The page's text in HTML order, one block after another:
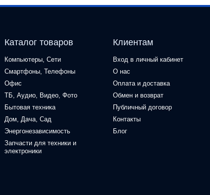
Каталог товаров
Компьютеры, Сети
Смартфоны, Телефоны
Офис
ТБ, Аудио, Видео, Фото
Бытовая техника
Дом, Дача, Сад
Энергонезависимость
Запчасти для техники и
электроники
Клиентам
Вход в личный кабинет
О нас
Оплата и доставка
Обмен и возврат
Публичный договор
Контакты
Блог